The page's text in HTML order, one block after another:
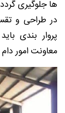
ها جلوگیری
در طراحی و
پروار بندی
معاونت امور